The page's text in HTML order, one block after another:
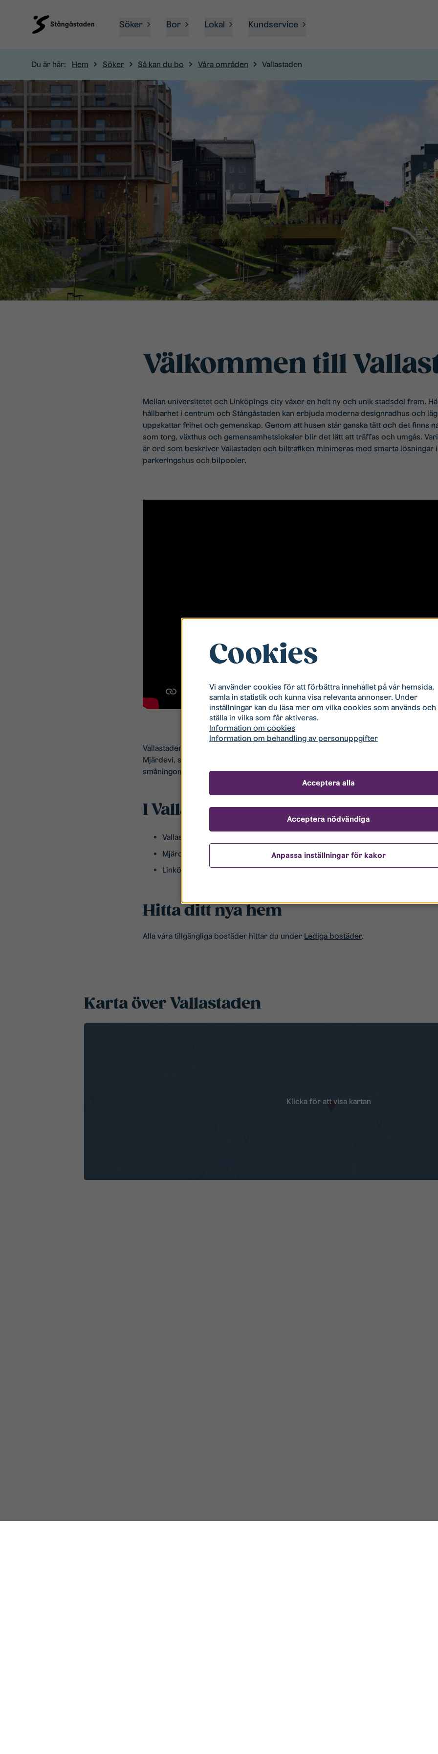
Söker Bor Lokal Kundservice
Du är här: Hem Söker Så kan du bo Våra områden Vallastaden
Välkommen till
Mellan universitetet och Linköpings city växer en helt ny och unik stadsdel fram.
hållbarhet i centrum och Stångåstaden kan erbjuda moderna designradhus och
uppskattar frihet och gemenskap. Genom att husen står ganska tätt och det finns
som torg, växthus och gemensamhetslokaler blir det lätt att träffas och umgås.
är ord som beskriver Vallastaden och biltrafiken minimeras med smarta lösningar
parkeringshus och bilpooler.
Vallastaden har ett mycket attraktivt läge i nära anslutning till universitetet och på
Mjärdevi, sjukhuset och city. Här är kollektivtrafiken väl utbyggd, en förskola ska
småningom även skola och äldreboende.
​I Vallastaden har du nära till:
Vallaskogen
Mjärdevi Science Park
Linköpings Universitet​
Hitta ditt nya hem
Alla våra tillgängliga bostäder hittar du under Lediga bostäder.
Karta över Vallastaden
Klicka för att visa kartan
Cookies
Vi använder cookies för att förbättra innehållet på vår hemsida,
samla in statistik och kunna visa relevanta annonser. Under
inställningar kan du läsa mer om vilka cookies som används och
ställa in vilka som får aktiveras.
Information om cookies
Information om behandling av personuppgifter
Anpassa inställningar för kakor
Acceptera nödvändiga
Acceptera alla